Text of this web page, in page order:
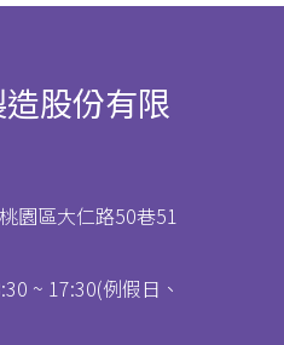
股份有限
園區大仁路50巷51
~ 17:30(例假日、